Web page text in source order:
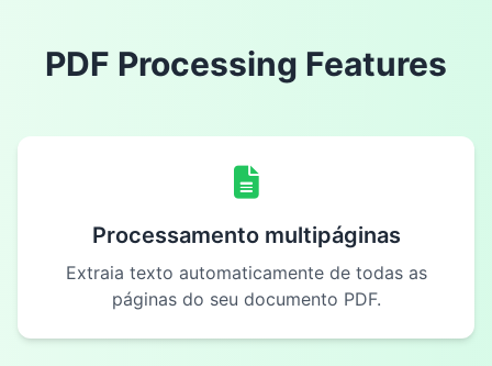
PDF Processing Features
Processamento multipáginas
Extraia texto automaticamente de todas as
páginas do seu documento PDF.